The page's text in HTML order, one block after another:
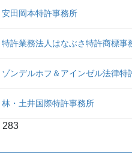
安田岡本特許事務所
特許業務法人はなぶさ特許商標事
ゾンデルホフ＆アインゼル法律特
林・土井国際特許事務所
283